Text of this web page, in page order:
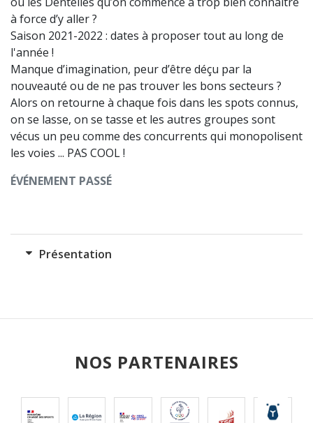
à force d’y aller ?
Saison 2021-2022 : dates à proposer tout au long de
l'année !
Manque d’imagination, peur d’être déçu par la
nouveauté ou de ne pas trouver les bons secteurs ?
Alors on retourne à chaque fois dans les spots connus,
on se lasse, on se tasse et les autres groupes sont
vécus un peu comme des concurrents qui monopolisent
les voies ... PAS COOL !
ÉVÉNEMENT PASSÉ
Présentation
NOS PARTENAIRES